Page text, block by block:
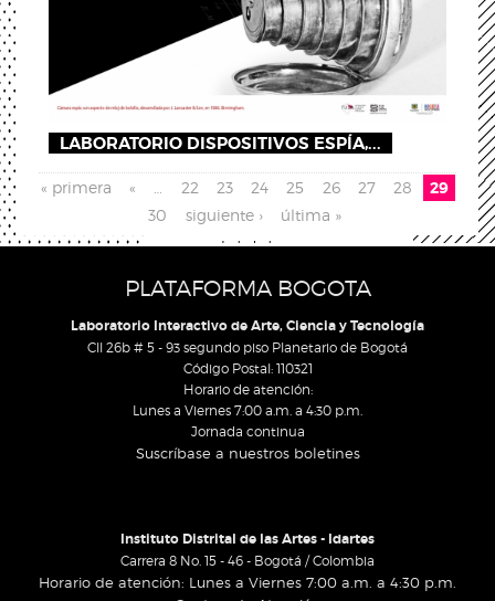
LABORATORIO DISPOSITIVOS ESPÍA,...
Pages
« primera « 22 23 24 25 26 27 28 29
30 siguiente › última »
PLATAFORMA BOGOTA
Laboratorio Interactivo de Arte, Ciencia y Tecnología
Cll 26b # 5 - 93 segundo piso Planetario de Bogotá
Código Postal: 110321
Horario de atención:
Lunes a Viernes 7:00 a.m. a 4:30 p.m.
Jornada continua
Suscríbase a nuestros boletines
Instituto Distrital de las Artes - Idartes
Carrera 8 No. 15 - 46 - Bogotá / Colombia
Horario de atención: Lunes a Viernes 7:00 a.m. a 4:30 p.m.